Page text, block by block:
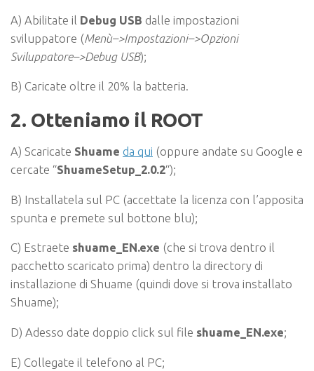
A) Abilitate il Debug USB dalle impostazioni
sviluppatore (Menù–>Impostazioni–>Opzioni
Sviluppatore–>Debug USB);
B) Caricate oltre il 20% la batteria.
2. Otteniamo il ROOT
A) Scaricate Shuame da qui (oppure andate su Google e
cercate “ShuameSetup_2.0.2“);
B) Installatela sul PC (accettate la licenza con l’apposita
spunta e premete sul bottone blu);
C) Estraete shuame_EN.exe (che si trova dentro il
pacchetto scaricato prima) dentro la directory di
installazione di Shuame (quindi dove si trova installato
Shuame);
D) Adesso date doppio click sul file shuame_EN.exe;
E) Collegate il telefono al PC;